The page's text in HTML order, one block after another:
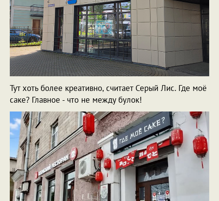
Тут хоть более креативно, считает Серый Лис. Где моё
саке? Главное - что не между булок!